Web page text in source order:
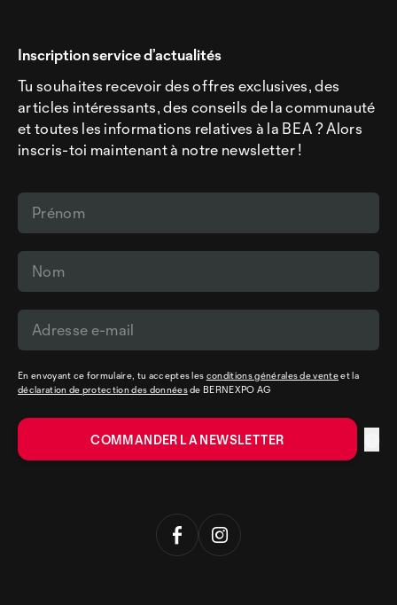
Inscription service d’actualités
Tu souhaites recevoir des offres exclusives, des
articles intéressants, des conseils de la communauté
et toutes les informations relatives à la BEA ? Alors
inscris-toi maintenant à notre newsletter !
En envoyant ce formulaire, tu acceptes les conditions générales de venteet la
déclaration de protection des donnéesde BERNEXPO AG